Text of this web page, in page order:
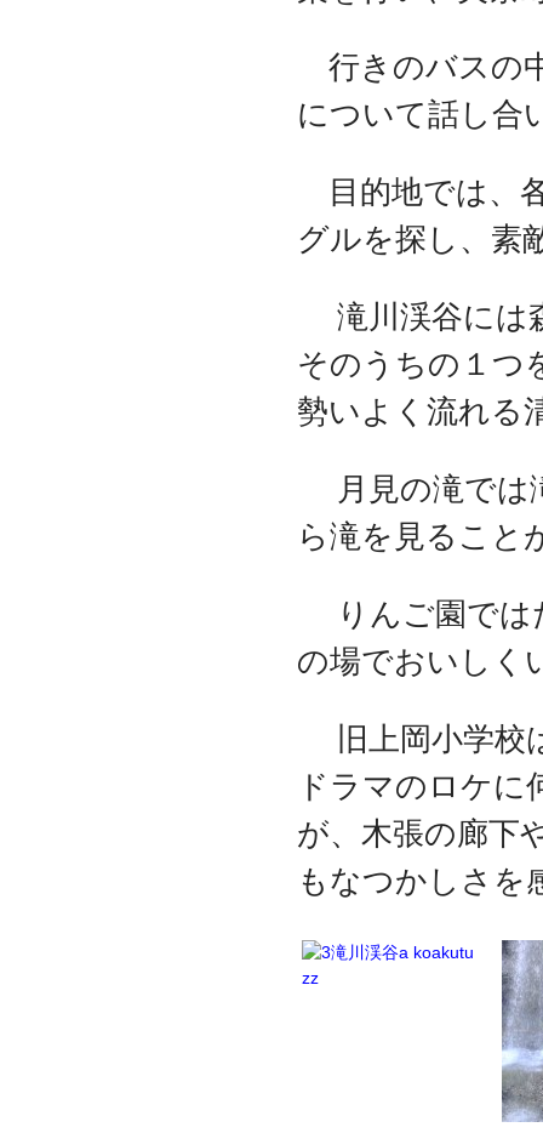
行きのバスの
について話し
目的地では、
グルを探し、素
滝川渓谷には
そのうちの１つ
勢いよく流れる
月見の滝では
ら滝を見ること
りんご園では
の場でおいしく
旧上岡小学校
ドラマのロケ
が、木張の廊下
もなつかしさを